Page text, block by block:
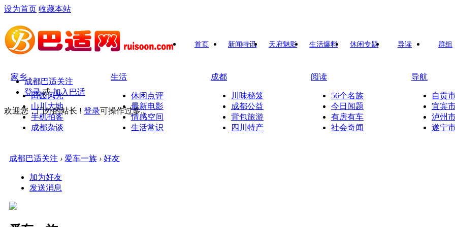
设为首页 收藏本站
成都巴适关注
登录 或 加入巴适
欢迎您，门外的站长 ! 登录可操作过多..
首页 新闻特讯 天府魅影 生活爆料 休闲专题 导读 群组
家乡
田园风光
山川大地
手机拍客
成都杂谈
生活
休闲点评
最新电影
情感空间
生活常识
成都
川味秘笈
成都公益
背包旅游
四川特产
阅读
56个名族
今日闻题
有房有车
社会奇闻
导航
自贡
宜宾
泸州
遂宁
成都巴适关注 › 爱车一族 › 好友
加为好友
发送消息